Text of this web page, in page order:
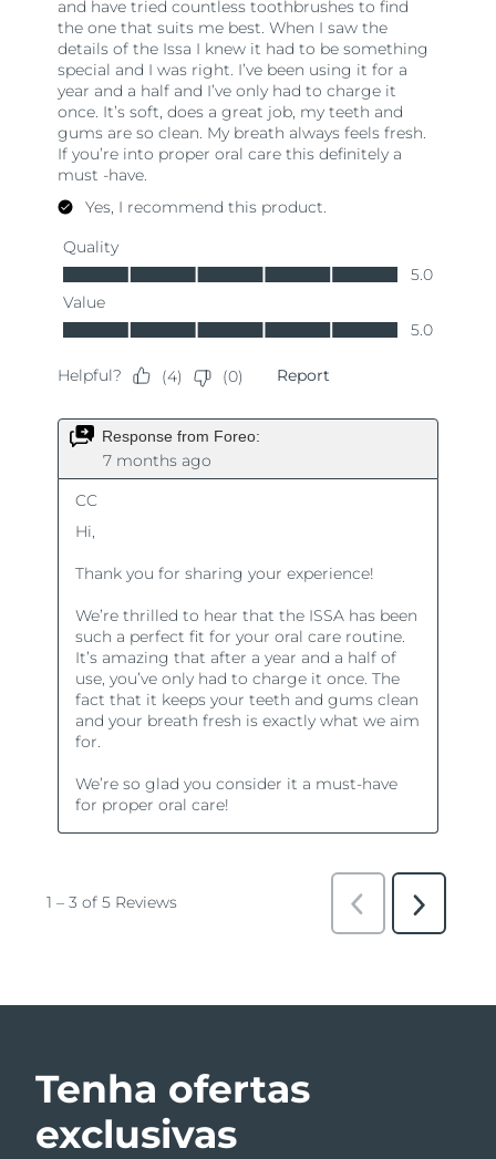
Tenha ofertas
exclusivas